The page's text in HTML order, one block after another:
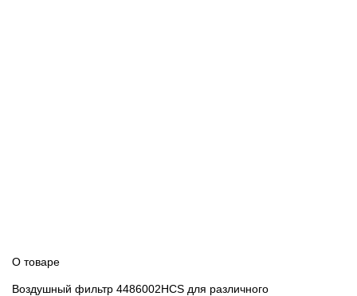
О товаре
Воздушный фильтр 4486002HCS для различного